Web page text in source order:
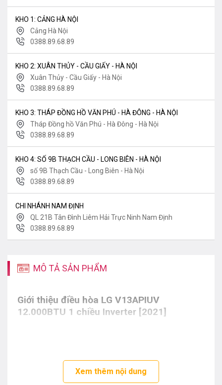
KHO 1: CẢNG HÀ NỘI
Cảng Hà Nội
0388.89.68.89
KHO 2: XUÂN THỦY - CẦU GIẤY - HÀ NỘI
Xuân Thủy - Cầu Giấy - Hà Nội
0388.89.68.89
KHO 3: THÁP ĐỒNG HỒ VĂN PHÚ - HÀ ĐÔNG - HÀ NỘI
Tháp Đồng hồ Văn Phú - Hà Đông - Hà Nội
0388.89.68.89
KHO 4: SỐ 9B THẠCH CẦU - LONG BIÊN - HÀ NỘI
số 9B Thạch Cầu - Long Biên - Hà Nội
0388.89.68.89
CHI NHÁNH NAM ĐỊNH
QL 21B Tân Đình Liêm Hải Trực Ninh Nam Định
0388.89.68.89
MÔ TẢ SẢN PHẨM
Giới thiệu điều hòa LG V13APIUV
12.000BTU 1 chiều Inverter [2021]
Xem thêm nội dung